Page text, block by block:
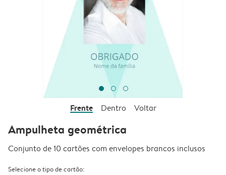
Frente Dentro Voltar
Ampulheta geométrica
Conjunto de 10 cartões com envelopes brancos inclusos
Selecione o tipo de cartão: